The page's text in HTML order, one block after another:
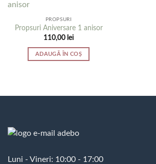
PROPSURI
Propsuri Aniversare 1 anisor
110,00 lei
ADAUGĂ ÎN COȘ
Luni - Vineri: 10:00 - 17:00